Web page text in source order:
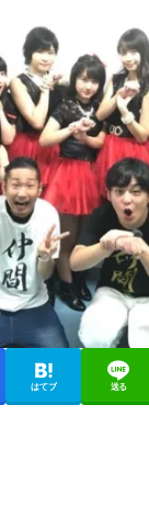
はてブ 送る